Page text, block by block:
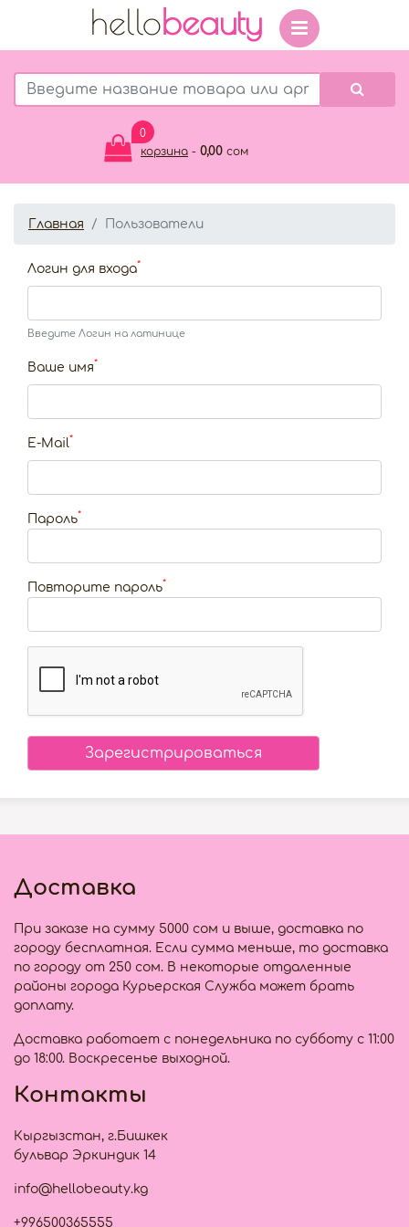
hellobeauty
0
корзина - 0,00 сом
Главная Пользователи
Логин для входа*
Введите Логин на латинице
Ваше имя*
E-Mail*
Пароль*
Повторите пароль*
Доставка
При заказе на сумму 5000 сом и выше, доставка по
городу бесплатная. Если сумма меньше, то доставка
по городу от 250 сом. В некоторые отдаленные
районы города Курьерская Служба может брать
доплату.
Доставка работает с понедельника по субботу с 11:00
до 18:00. Воскресенье выходной.
Контакты
Кыргызстан, г.Бишкек
бульвар Эркиндик 14
info@hellobeauty.kg
+996500365555